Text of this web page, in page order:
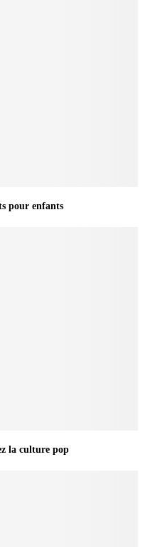
pour enfants
la culture pop